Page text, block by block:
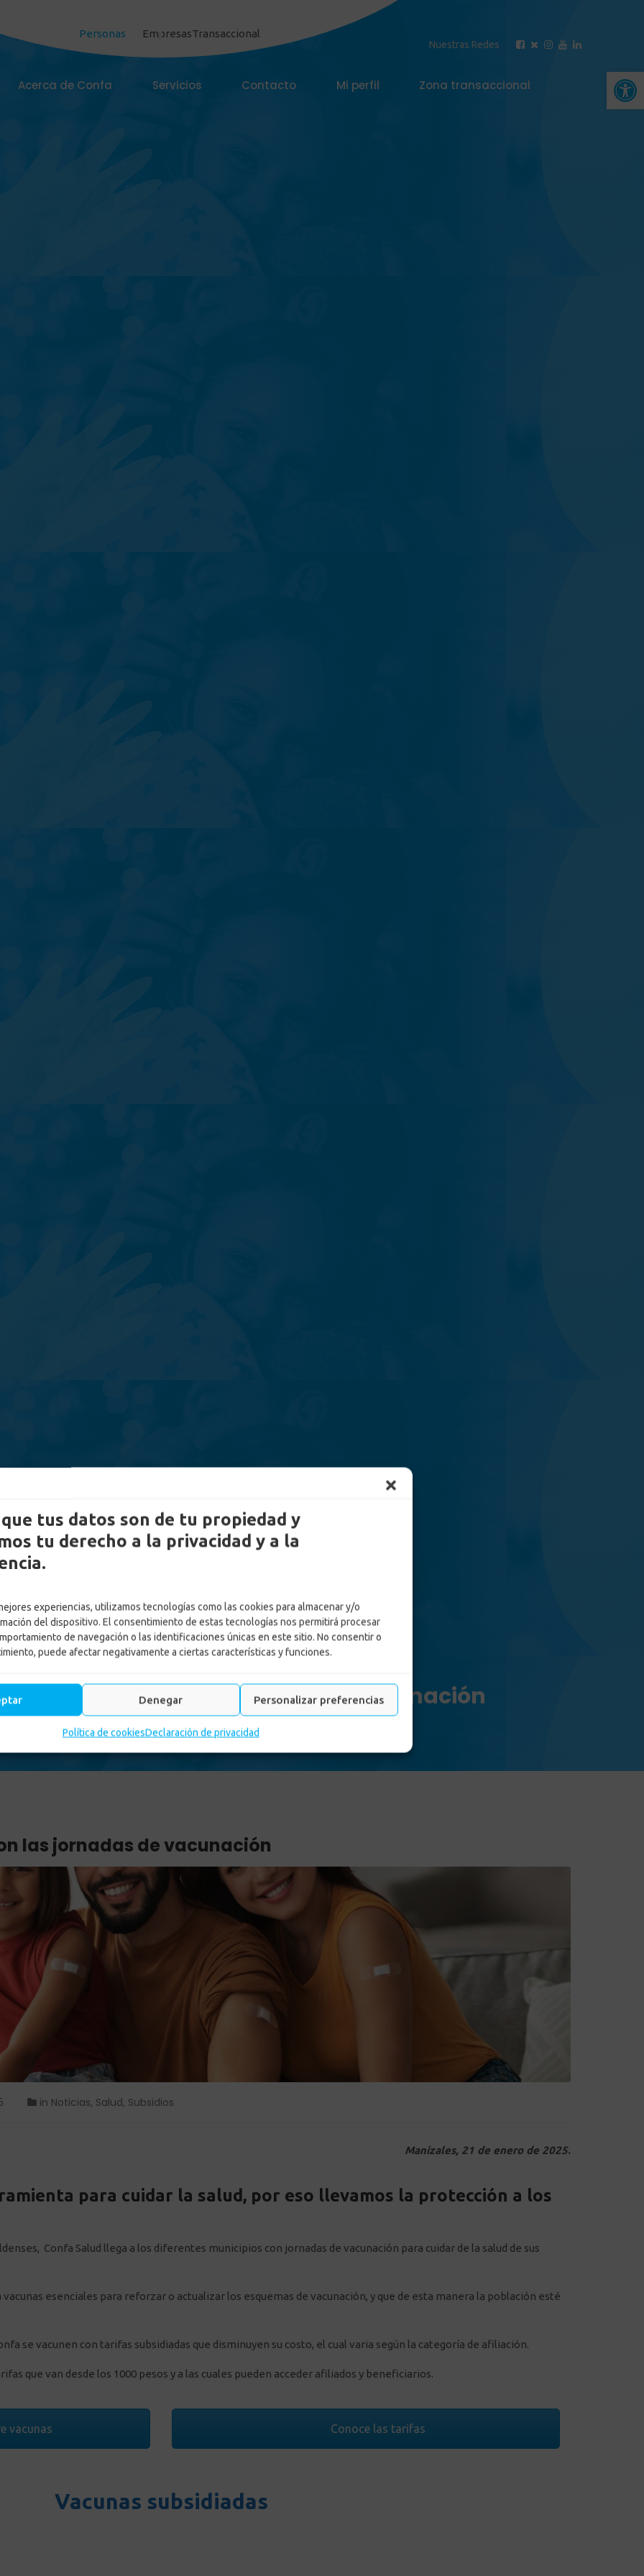
Abrir
tus datos son de tu propiedad y
tu derecho a la privacidad y a la
experiencias, utilizamos tecnologías como las cookies para almacenar y/o
del dispositivo. El consentimiento de estas tecnologías nos permitirá procesar
de navegación o las identificaciones únicas en este sitio. No consentir o
puede afectar negativamente a ciertas características y funciones.
Denegar Personalizar preferencias
Política de cookiesDeclaración de privacidad
Personas EmpresasTransaccional
Nuestras Redes
Acerca de Confa Servicios Contacto Mi perfil Zona transaccional
municipio con las jornadas de vacunación
Protégete en tu municipio con las jornadas de vacunación
las jornadas de vacunación
in Noticias, Salud, Subsidios
Manizales, 21 de enero de 2025.
para cuidar la salud, por eso llevamos la protección a los
Confa Salud llega a los diferentes municipios con jornadas de vacunación para cuidar de la salud de sus
esenciales para reforzar o actualizar los esquemas de vacunación, y que de esta manera la población esté
se vacunen con tarifas subsidiadas que disminuyen su costo, el cual varia según la categoría de afiliación.
que van desde los 1000 pesos y a las cuales pueden acceder afiliados y beneficiarios.
vacunas Conoce las tarifas
Vacunas subsidiadas